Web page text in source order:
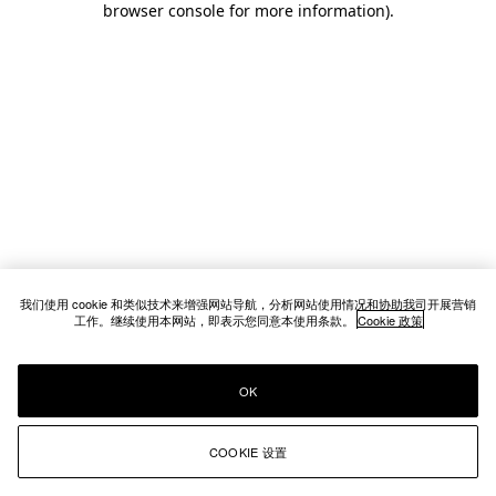
browser console for more information).
我们使用 cookie 和类似技术来增强网站导航，分析网站使用情况和协助我司开展营销
工作。继续使用本网站，即表示您同意本使用条款。 Cookie 政策
COOKIE 设置
OK